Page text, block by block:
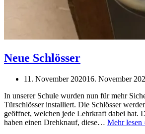
Neue Schlösser
11. November 202016. November
In unserer Schule wurden nun für mehr
Türschlösser installiert. Die Schlösser
geöffnet, welchen jede Lehrkraft dabei hat.
haben einen Drehknauf, diese… Mehr lesen